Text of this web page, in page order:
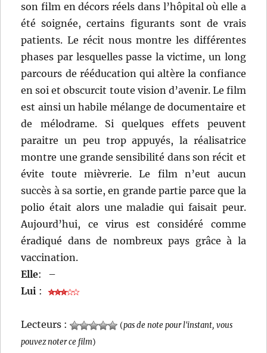
son film en décors réels dans l’hôpital où elle a
été soignée, certains figurants sont de vrais
patients. Le récit nous montre les différentes
phases par lesquelles passe la victime, un long
parcours de rééducation qui altère la confiance
en soi et obscurcit toute vision d’avenir. Le film
est ainsi un habile mélange de documentaire et
de mélodrame. Si quelques effets peuvent
paraitre un peu trop appuyés, la réalisatrice
montre une grande sensibilité dans son récit et
évite toute mièvrerie. Le film n’eut aucun
succès à sa sortie, en grande partie parce que la
polio était alors une maladie qui faisait peur.
Aujourd’hui, ce virus est considéré comme
éradiqué dans de nombreux pays grâce à la
vaccination.
Elle:
–
Lui :
Lecteurs : (pas de note pour l'instant, vous
pouvez noter ce film)